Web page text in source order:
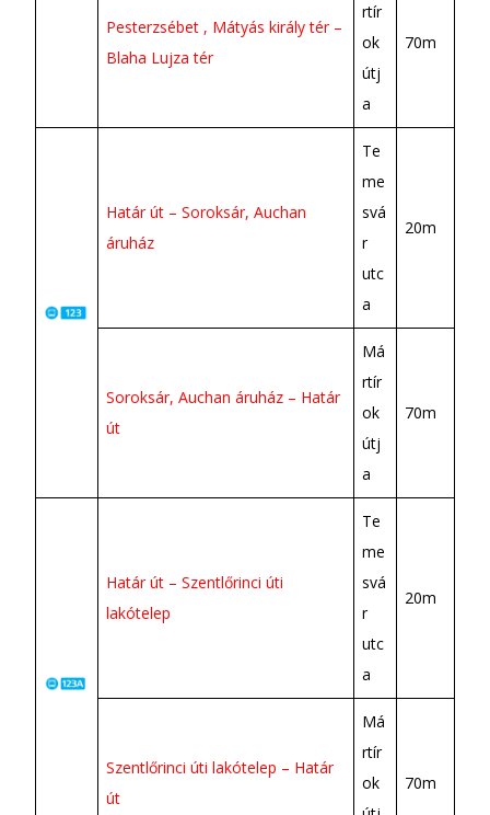
Pesterzsébet , Mátyás király tér –
Blaha Lujza tér
rtír
ok
útj
a
70m
Határ út – Soroksár, Auchan
áruház
Te
me
svá
r
utc
a
20m
Soroksár, Auchan áruház – Határ
út
Má
rtír
ok
útj
a
70m
Határ út – Szentlőrinci úti
lakótelep
Te
me
svá
r
utc
a
20m
Szentlőrinci úti lakótelep – Határ
út
Má
rtír
ok
70m